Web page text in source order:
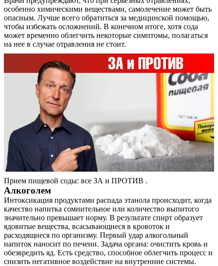
особенно химическими веществами, самолечение может быть
опасным. Лучше всего обратиться за медицинской помощью,
чтобы избежать осложнений. В конечном итоге, хотя сода
может временно облегчить некоторые симптомы, полагаться
на нее в случае отравления не стоит.
Прием пищевой соды: все ЗА и ПРОТИВ .
Алкоголем
Интоксикация продуктами распада этанола происходит, когда
качество напитка сомнительное или количество выпитого
значительно превышает норму. В результате спирт образует
ядовитые вещества, всасывающиеся в кровоток и
расходящиеся по организму. Первый удар алкогольный
напиток наносит по печени. Задача органа: очистить кровь и
обезвредить яд. Есть средство, способное облегчить процесс и
снизить негативное воздействие на внутренние системы.